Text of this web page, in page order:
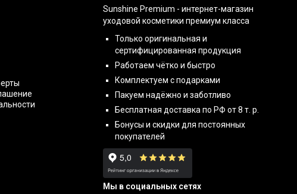
Sunshine Premium - интернет-магазин
уходовой косметики премиум класса
Только оригинальная и
сертифицированная продукция
Работаем чётко и быстро
Комплектуем с подарками
Пакуем надёжно и заботливо
Бесплатная доставка по РФ от 8 т. р.
Бонусы и скидки для постоянных
покупателей
Мы в социальных сетях